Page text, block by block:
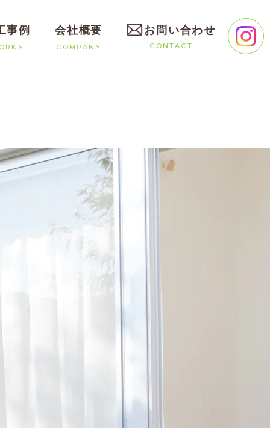
事例 会社概要
COMPANY
お問い合わせ
CONTACT